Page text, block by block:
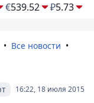
€539.52 ₽5.73
Все новости
16:22, 18 июля 2015